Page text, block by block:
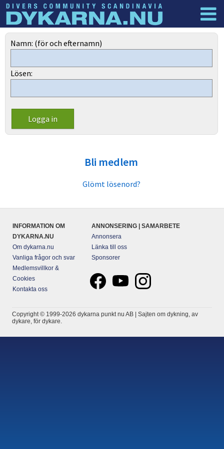
Dyknyheter
Namn: (för och efternamn)
Lösen:
Bli medlem
Glömt lösenord?
INFORMATION OM
DYKARNA.NU
Om dykarna.nu
Vanliga frågor och svar
Medlemsvillkor &
Cookies
Kontakta oss
ANNONSERING | SAMARBETE
Annonsera
Länka till oss
Sponsorer
Copyright © 1999-2026 dykarna punkt nu AB | Sajten om dykning, av
dykare, för dykare.